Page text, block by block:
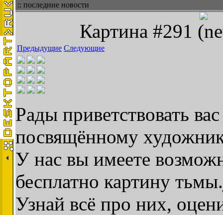
:: последние новости
Картина #291
Предыдущие Следующие
Рады приветствовать
посвящённому
У нас вы имеете
бесплатно картину
Узнай всё про них,